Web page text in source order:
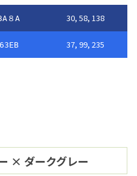
８A 30, 58, 138
37, 99, 235
× ダークグレー